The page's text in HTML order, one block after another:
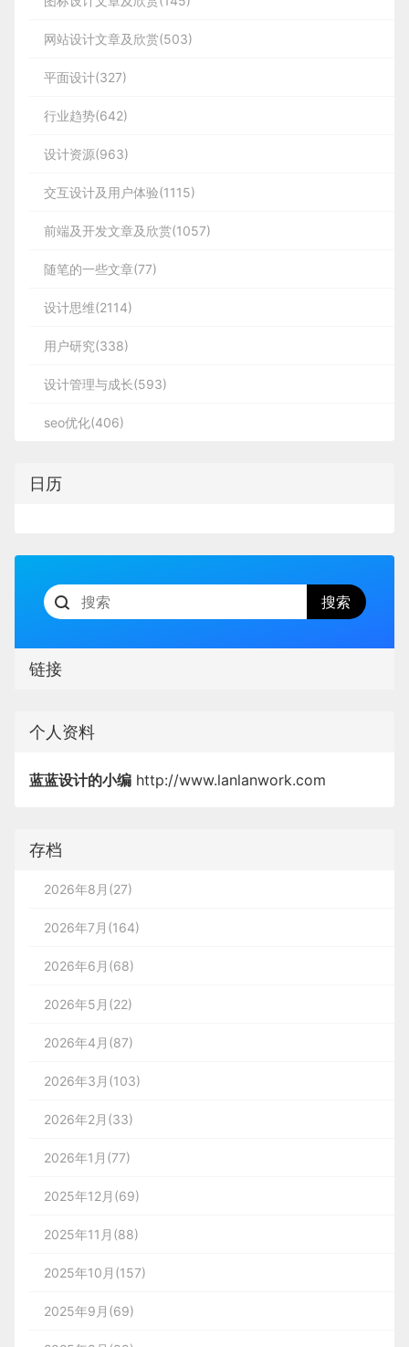
网站设计文章及欣赏(503)
平面设计(327)
行业趋势(642)
设计资源(963)
交互设计及用户体验(1115)
前端及开发文章及欣赏(1057)
随笔的一些文章(77)
设计思维(2114)
用户研究(338)
设计管理与成长(593)
seo优化(406)
日历
链接
个人资料
蓝蓝设计的小编 http://www.lanlanwork.com
存档
2026年8月(27)
2026年7月(164)
2026年6月(68)
2026年5月(22)
2026年4月(87)
2026年3月(103)
2026年2月(33)
2026年1月(77)
2025年12月(69)
2025年11月(88)
2025年10月(157)
2025年9月(69)